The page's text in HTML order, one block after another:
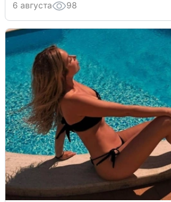
6 августа 98